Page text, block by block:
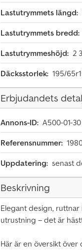
Lastutrymmets längd:
Lastutrymmets bredd:
Lastutrymmeshöjd: 2
Däcksstorlek: 195/
Erbjudandets
Annons-ID: A500-01-30
Referensnummer:
Uppdatering: senast
Beskrivning
Elegant design,
utrustning – det är
Här är en översikt